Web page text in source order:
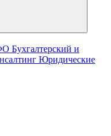
Бухгалтерский и
Юридические